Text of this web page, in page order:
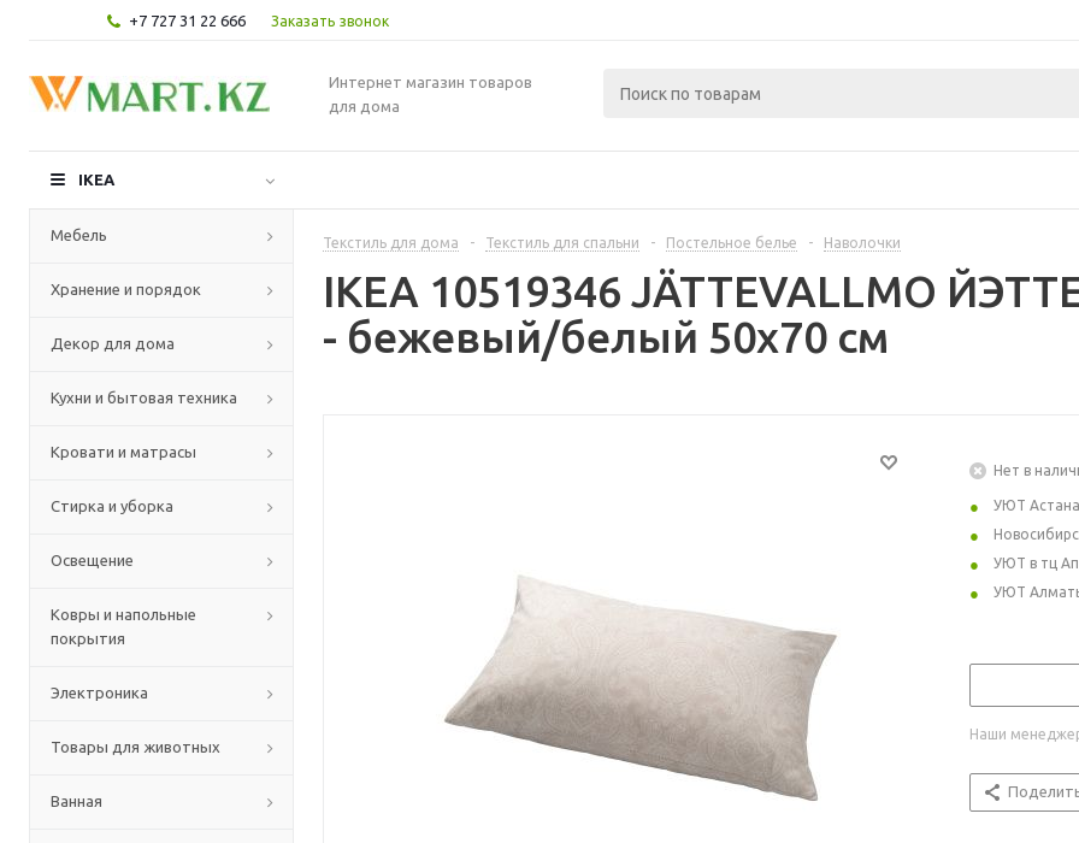
+7 727 31 22 666 Заказать звонок
Интернет магазин товаров
для дома
IKEA
Мебель
Хранение и порядок
Декор для дома
Кухни и бытовая техника
Кровати и матрасы
Стирка и уборка
Освещение
Ковры и напольные
покрытия
Электроника
Товары для животных
Ванная
Текстиль для дома - Текстиль для спальни - Постельное белье - Наволочки
IKEA 10519346 JÄTTEVALLMO
- бежевый/белый 50x70 см
Нет в
УЮТ Астана
УЮТ в тц
УЮТ
Наши